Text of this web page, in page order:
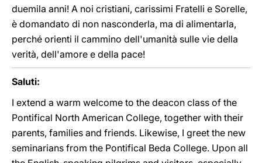
duemila anni! A noi cristiani, carissimi Fratelli e Sorelle,
è domandato di non nasconderla, ma di alimentarla,
perché orienti il cammino dell'umanità sulle vie della
verità, dell'amore e della pace!
Saluti:
I extend a warm welcome to the deacon class of the
Pontifical North American College, together with their
parents, families and friends. Likewise, I greet the new
seminarians from the Pontifical Beda College. Upon all